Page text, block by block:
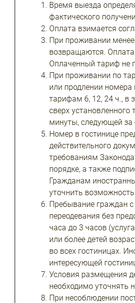
Время выезда
фактического
Оплата взимается
При проживании
возвращаются.
Оплаченный тариф не
При проживании по
или продлении номера
тарифам 6, 12, 24 ч., в
сверх
минуты, следующей за
Номер в гостинице
действительного
требованиям
порядке, а также
Гражданам
уточнить
Пребывание граждан
переодевания без
часа до 3 часов
или более детей
во всех гостиницах.
интересующей
Условия размещения
необходимо уточнять
При несоблюдении